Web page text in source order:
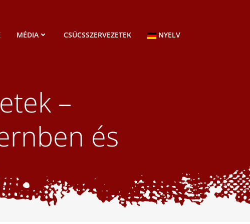
MÉDIA CSÚCSSZERVEZETEK NYELV
–
és